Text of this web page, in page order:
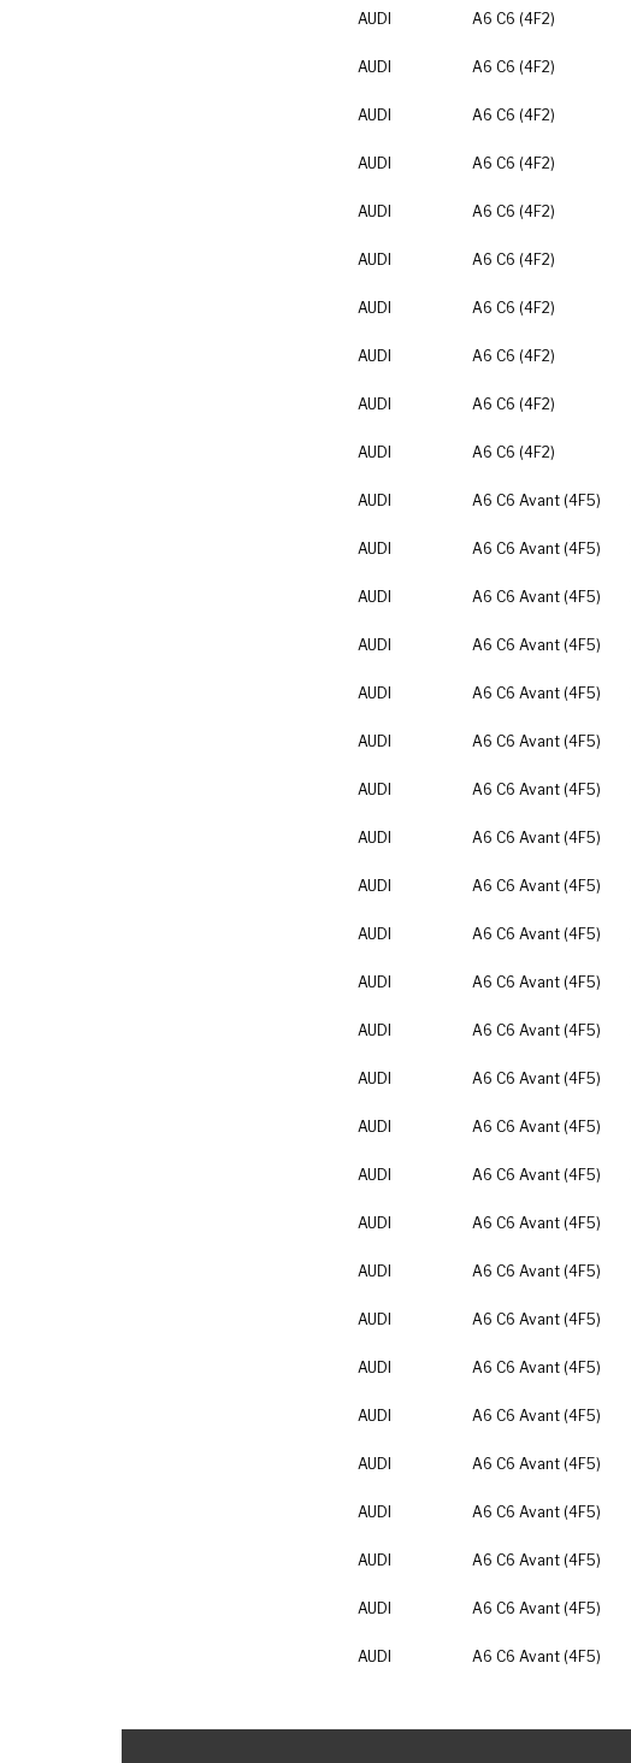
AUDI
A6 C6 (4F2)
AUDI
A6 C6 (4F2)
AUDI
A6 C6 (4F2)
AUDI
A6 C6 (4F2)
AUDI
A6 C6 (4F2)
AUDI
A6 C6 (4F2)
AUDI
A6 C6 (4F2)
AUDI
A6 C6 (4F2)
AUDI
A6 C6 (4F2)
AUDI
A6 C6 (4F2)
AUDI
A6 C6 Avant (4F5)
AUDI
A6 C6 Avant (4F5)
AUDI
A6 C6 Avant (4F5)
AUDI
A6 C6 Avant (4F5)
AUDI
A6 C6 Avant (4F5)
AUDI
A6 C6 Avant (4F5)
AUDI
A6 C6 Avant (4F5)
AUDI
A6 C6 Avant (4F5)
AUDI
A6 C6 Avant (4F5)
AUDI
A6 C6 Avant (4F5)
AUDI
A6 C6 Avant (4F5)
AUDI
A6 C6 Avant (4F5)
AUDI
A6 C6 Avant (4F5)
AUDI
A6 C6 Avant (4F5)
AUDI
A6 C6 Avant (4F5)
AUDI
A6 C6 Avant (4F5)
AUDI
A6 C6 Avant (4F5)
AUDI
A6 C6 Avant (4F5)
AUDI
A6 C6 Avant (4F5)
AUDI
A6 C6 Avant (4F5)
AUDI
A6 C6 Avant (4F5)
AUDI
A6 C6 Avant (4F5)
AUDI
A6 C6 Avant (4F5)
AUDI
A6 C6 Avant (4F5)
AUDI
A6 C6 Avant (4F5)